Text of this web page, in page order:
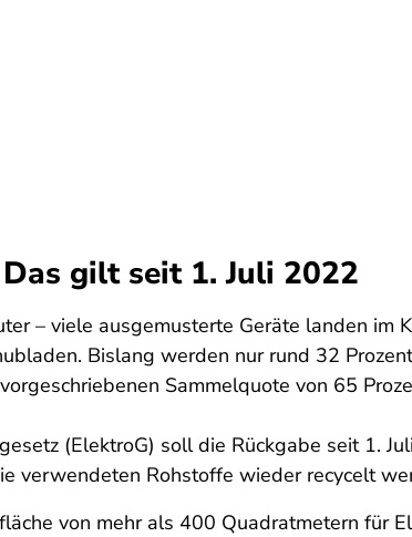
gilt seit 1. Juli 2022
– viele ausgemusterte Geräte landen
Bislang werden nur rund 32
Sammelquote von 65
(ElektroG) soll die Rückgabe seit 1.
verwendeten Rohstoffe wieder recycelt
von mehr als 400 Quadratmetern für